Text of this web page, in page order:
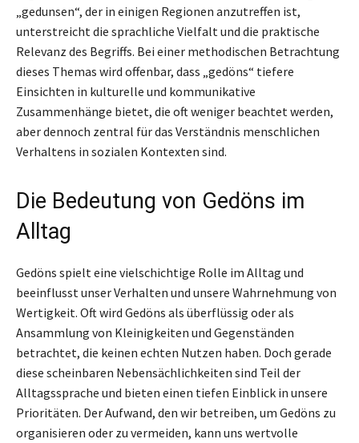
„gedunsen“, der in einigen Regionen anzutreffen ist,
unterstreicht die sprachliche Vielfalt und die praktische
Relevanz des Begriffs. Bei einer methodischen Betrachtung
dieses Themas wird offenbar, dass „gedöns“ tiefere
Einsichten in kulturelle und kommunikative
Zusammenhänge bietet, die oft weniger beachtet werden,
aber dennoch zentral für das Verständnis menschlichen
Verhaltens in sozialen Kontexten sind.
Die Bedeutung von Gedöns im
Alltag
Gedöns spielt eine vielschichtige Rolle im Alltag und
beeinflusst unser Verhalten und unsere Wahrnehmung von
Wertigkeit. Oft wird Gedöns als überflüssig oder als
Ansammlung von Kleinigkeiten und Gegenständen
betrachtet, die keinen echten Nutzen haben. Doch gerade
diese scheinbaren Nebensächlichkeiten sind Teil der
Alltagssprache und bieten einen tiefen Einblick in unsere
Prioritäten. Der Aufwand, den wir betreiben, um Gedöns zu
organisieren oder zu vermeiden, kann uns wertvolle